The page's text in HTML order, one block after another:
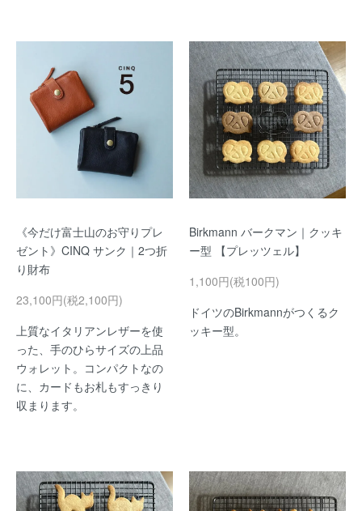
《今だけ富士山のお守りプレ
ゼント》CINQ サンク｜2つ折
り財布
23,100円(税2,100円)
上質なイタリアンレザーを使
った、手のひらサイズの上品
ウォレット。コンパクトなの
に、カードもお札もすっきり
収まります。
Birkmann バークマン｜クッキ
ー型 【プレッツェル】
1,100円(税100円)
ドイツのBirkmannがつくるク
ッキー型。